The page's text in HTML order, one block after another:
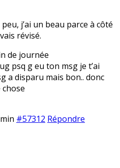
j’ai un beau parce à côté
révisé.
de journée
psq g eu ton msg je t’ai
a disparu mais bon.. donc
chose
#57312 Répondre